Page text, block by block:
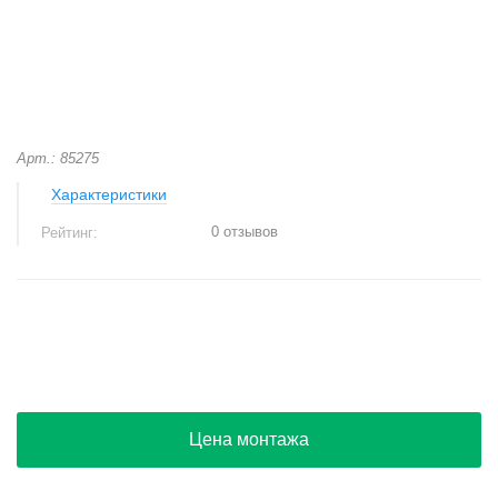
Арт.: 85275
Характеристики
Рейтинг: 0 отзывов
Цена монтажа